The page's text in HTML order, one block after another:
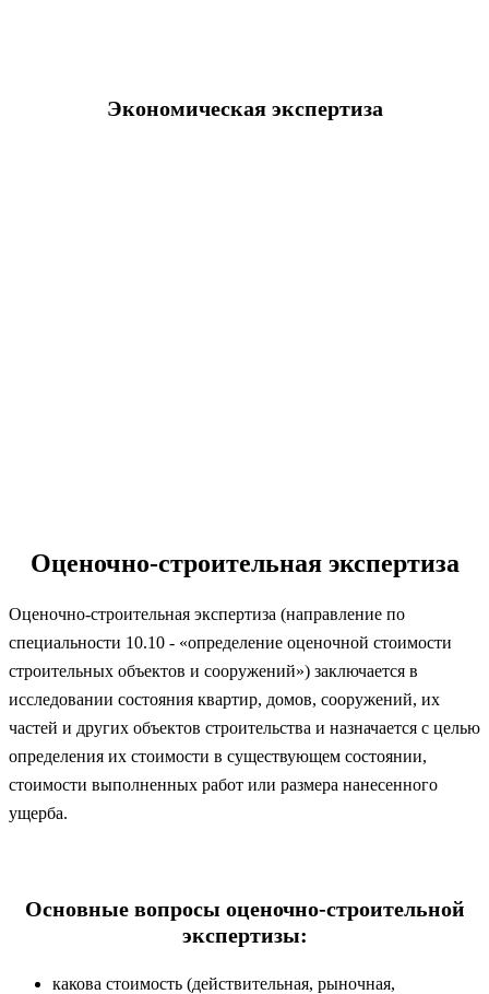
Экономическая экспертиза
Оценочно-строительная экспертиза
Оценочно-строительная экспертиза (направление по
специальности 10.10 - «определение оценочной стоимости
строительных объектов и сооружений») заключается в
исследовании состояния квартир, домов, сооружений, их
частей и других объектов строительства и назначается с целью
определения их стоимости в существующем состоянии,
стоимости выполненных работ или размера нанесенного
ущерба.
Основные вопросы оценочно-строительной
экспертизы:
какова стоимость (действительная, рыночная,